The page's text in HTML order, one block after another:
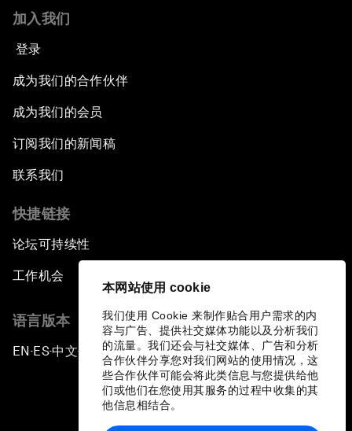
本网站使用 cookie
我们使用 Cookie 来制作贴合用户需求的内
容与广告、提供社交媒体功能以及分析我们
的流量。我们还会与社交媒体、广告和分析
合作伙伴分享您对我们网站的使用情况，这
些合作伙伴可能会将此类信息与您提供给他
们或他们在您使用其服务的过程中收集的其
他信息相结合。
加入我们
登录
成为我们的合作伙伴
成为我们的会员
订阅我们的新闻稿
联系我们
快捷链接
论坛可持续性
工作机会
语言版本
EN ▪ES▪中文▪ 日本語